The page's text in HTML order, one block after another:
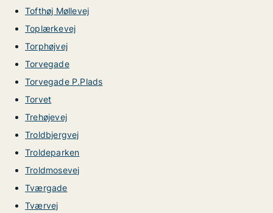
Tofthøj Møllevej
Toplærkevej
Torphøjvej
Torvegade
Torvegade P.Plads
Torvet
Trehøjevej
Troldbjergvej
Troldeparken
Troldmosevej
Tværgade
Tværvej